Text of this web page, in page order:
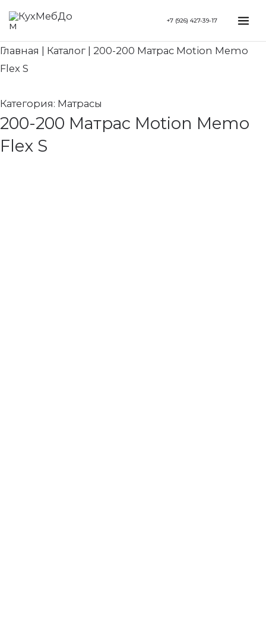
Перейти
содержимому
+7 (926) 427-39-17
Главная Каталог
200-200 Матрас Motion Memo
Flex S
Категория: Матрасы
200-200 Матрас Motion Memo
Flex S
Search...